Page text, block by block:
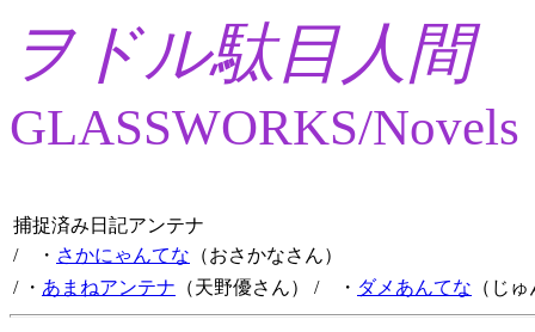
ヲドル駄目人間
GLASSWORKS/Novels
捕捉済み日記アンテナ
/ ・ さかにゃんてな （おさかなさん）
/ ・ あまねアンテナ （天野優さん） / ・ ダメあんてな （じ